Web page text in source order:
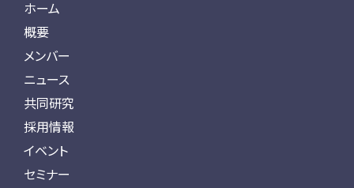
ホーム
概要
メンバー
ニュース
共同研究
採用情報
イベント
セミナー